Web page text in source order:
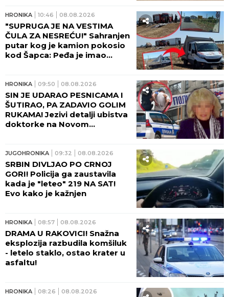
HRONIKA 10:46 08.08.2026
"SUPRUGA JE NA VESTIMA
ČULA ZA NESREĆU!" Sahranjen
putar kog je kamion pokosio
kod Šapca: Peđa je imao
HRONIKA 09:50 08.08.2026
SIN JE UDARAO PESNICAMA I
ŠUTIRAO, PA ZADAVIO GOLIM
RUKAMA! Jezivi detalji ubistva
doktorke na Novom
PAMTE!
JUGOHRONIKA 09:32 08.08.2026
SRBIN DIVLJAO PO CRNOJ
GORI! Policija ga zaustavila
kada je "leteo" 219 NA SAT!
Evo kako je kažnjen
HRONIKA 08:57 08.08.2026
DRAMA U RAKOVICI! Snažna
eksplozija razbudila komšiluk
- letelo staklo, ostao krater u
asfaltu!
HRONIKA 08:26 08.08.2026